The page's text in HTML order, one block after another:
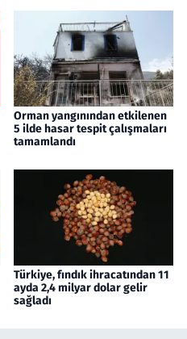
Orman yangınından etkilenen
5 ilde hasar tespit çalışmaları
tamamlandı
Türkiye, fındık ihracatından 11
ayda 2,4 milyar dolar gelir
sağladı